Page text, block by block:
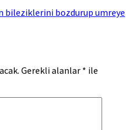
bileziklerini bozdurup umreye
Gerekli alanlar * ile